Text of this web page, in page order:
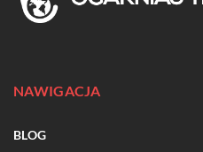
NAWIGACJA
BLOG